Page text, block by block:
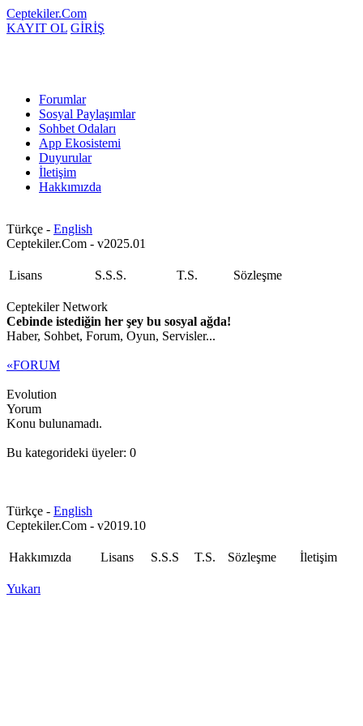
Ceptekiler.Com
KAYIT OL GİRİŞ
Forumlar
Sosyal Paylaşımlar
Sohbet Odaları
App Ekosistemi
Duyurular
İletişim
Hakkımızda
Türkçe - English
Ceptekiler.Com - v2025.01
Lisans S.S.S. T.S. Sözleşme
Ceptekiler Network
Cebinde istediğin her şey bu sosyal ağda!
Haber, Sohbet, Forum, Oyun, Servisler...
«FORUM
Evolution
Yorum
Konu bulunamadı.
Bu kategorideki üyeler: 0
Türkçe - English
Ceptekiler.Com - v2019.10
Hakkımızda Lisans S.S.S T.S. Sözleşme İletişim
Yukarı